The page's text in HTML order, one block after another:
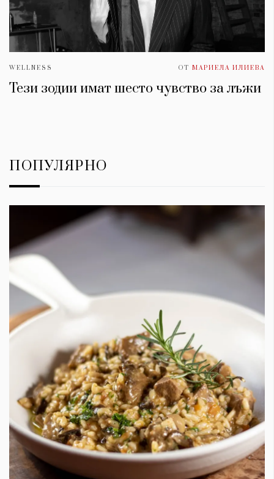
WELLNESS ОТ МАРИЕЛА ИЛИЕВА
Тези зодии имат шесто чувство за лъжи
ПОПУЛЯРНО